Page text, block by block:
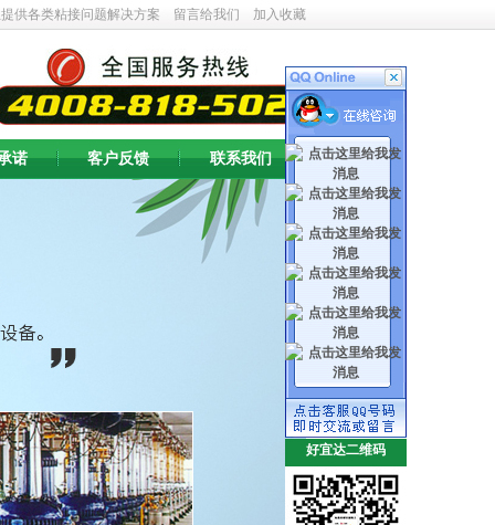
供各类粘接问题解决方案 留言给我们 加入收藏
诺 客户反馈 联系我们
好宜达二维码